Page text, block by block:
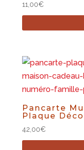
11,00€
Pancarte
Plaque
42,00€